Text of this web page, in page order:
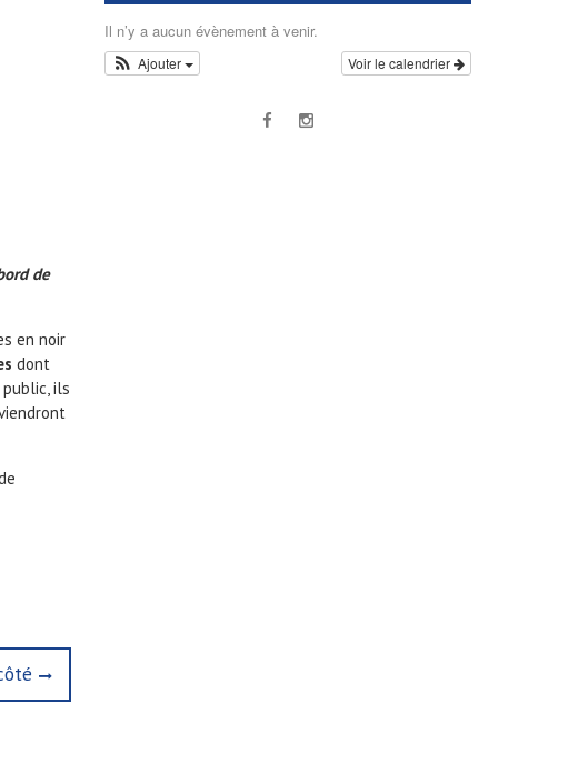
de
en noir
dont
ils
Il n’y a aucun évènement à venir.
Voir le calendrier
Ajouter